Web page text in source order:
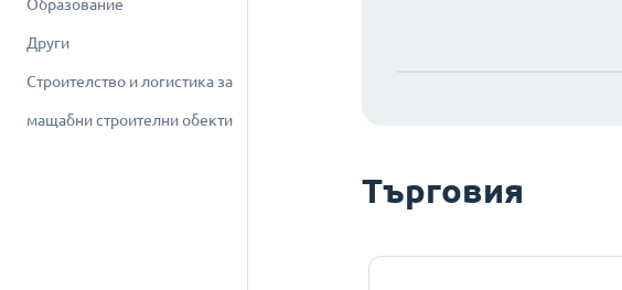
Образование
Други
Строителство и логистика за
мащабни строителни обекти
Търговия